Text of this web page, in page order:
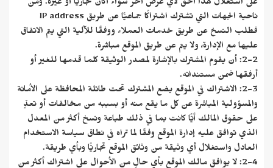
على استغلال هذا الحق لأي غرض آخر سواء أكان تجاريًّا أو غيره. ومن
ناحية الجهات التي تشترك اشتراكًا جماعيًّا عن طريق IP address
فطلب النسخ عن طريق خدمات العملاء ووفقًا للآلية التي يتم الاتفاق
عليها مع الإدارة، ولا يتم عن طريق الموقع مباشرة.
2-2: أن يقوم المشترك بالإشارة لمصدر الوثيقة كلما قدمها للغير أو
أرفقها ضمن مستنداته.
2-3: الاشتراك في الموقع يضع المشترك تحت طائلة المحافظة على الأمانة
والمسؤولية المباشرة عن كل ما يقع منه أو بسببه من مخالفات أو تعدٍّ
على حقوق المالك أيًّا كانت بما في ذلك طباعة ونسخ أكثر من المعدل
الذي توافق عليه إدارة الموقع وفقًا لما تراه في نطاق سياسة الاستخدام
العادل واستغلال أي وثيقة من وثائق الموقع تجاريًّا وبأي طريقة.
2-4: لا يوافق مالك الموقع بأي حالٍ من الأحوال على اشتراك أكثر من